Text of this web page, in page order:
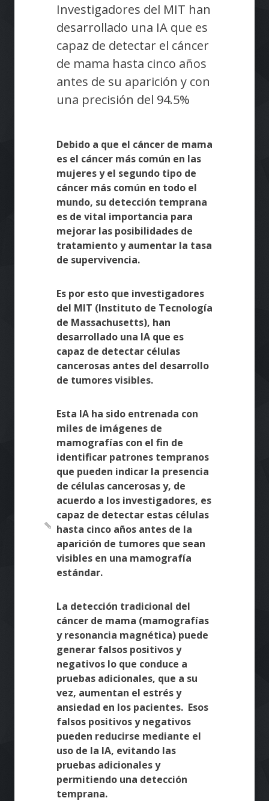
Investigadores del MIT han
desarrollado una IA que es
capaz de detectar el cáncer
de mama hasta cinco años
antes de su aparición y con
una precisión del 94.5%
Debido a que el cáncer de mama
es el cáncer más común en las
mujeres y el segundo tipo de
cáncer más común en todo el
mundo, su detección temprana
es de vital importancia para
mejorar las posibilidades de
tratamiento y aumentar la tasa
de supervivencia.
Es por esto que investigadores
del MIT (Instituto de Tecnología
de Massachusetts), han
desarrollado una IA que es
capaz de detectar células
cancerosas antes del desarrollo
de tumores visibles.
Esta IA ha sido entrenada con
miles de imágenes de
mamografías con el fin de
identificar patrones tempranos
que pueden indicar la presencia
de células cancerosas y, de
acuerdo a los investigadores, es
capaz de detectar estas células
hasta cinco años antes de la
aparición de tumores que sean
visibles en una mamografía
estándar.
La detección tradicional del
cáncer de mama (mamografías
y resonancia magnética) puede
generar falsos positivos y
negativos lo que conduce a
pruebas adicionales, que a su
vez, aumentan el estrés y
ansiedad en los pacientes. Esos
falsos positivos y negativos
pueden reducirse mediante el
uso de la IA, evitando las
pruebas adicionales y
permitiendo una detección
temprana.